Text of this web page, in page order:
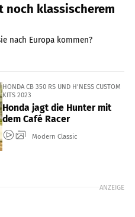
noch klassischerem
nach Europa kommen?
HONDA CB 350 RS UND H’NESS CUSTOM
KITS 2023
Honda jagt die Hunter mit
dem Café Racer
Modern Classic
ANZEIGE